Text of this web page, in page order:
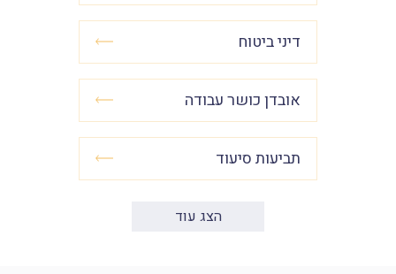
דיני ביטוח
אובדן כושר עבודה
תביעות סיעוד
הצג עוד